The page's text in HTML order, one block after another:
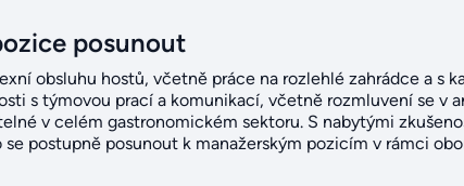
posunout
obsluhu hostů, včetně práce na rozlehlé zahrádce a s
s týmovou prací a komunikací, včetně rozmluvení se v
v celém gastronomickém sektoru. S nabytými
postupně posunout k manažerským pozicím v rámci